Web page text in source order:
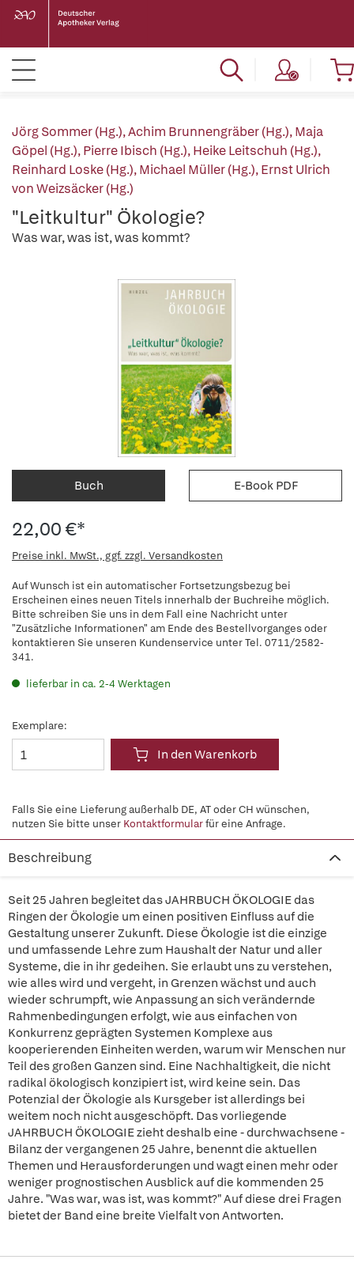
Jörg Sommer (Hg.),Achim Brunnengräber (Hg.),Maja
Göpel (Hg.),Pierre Ibisch (Hg.),Heike Leitschuh (Hg.),
Reinhard Loske (Hg.),Michael Müller (Hg.),Ernst Ulrich
von Weizsäcker (Hg.)
"Leitkultur" Ökologie?
Was war, was ist, was kommt?
Buch E-Book PDF
22,00 €*
Preise inkl. MwSt., ggf. zzgl. Versandkosten
Auf Wunsch ist ein automatischer Fortsetzungsbezug bei
Erscheinen eines neuen Titels innerhalb der Buchreihe möglich.
Bitte schreiben Sie uns in dem Fall eine Nachricht unter
"Zusätzliche Informationen" am Ende des Bestellvorganges oder
kontaktieren Sie unseren Kundenservice unter Tel. 0711/2582-
341.
lieferbar in ca. 2-4 Werktagen
Exemplare:
In den Warenkorb
Falls Sie eine Lieferung außerhalb DE, AT oder CH wünschen,
nutzen Sie bitte unser Kontaktformularfür eine Anfrage.
Beschreibung
Seit 25 Jahren begleitet das JAHRBUCH ÖKOLOGIE das
Ringen der Ökologie um einen positiven Einfluss auf die
Gestaltung unserer Zukunft. Diese Ökologie ist die einzige
und umfassende Lehre zum Haushalt der Natur und aller
Systeme, die in ihr gedeihen. Sie erlaubt uns zu verstehen,
wie alles wird und vergeht, in Grenzen wächst und auch
wieder schrumpft, wie Anpassung an sich verändernde
Rahmenbedingungen erfolgt, wie aus einfachen von
Konkurrenz geprägten Systemen Komplexe aus
kooperierenden Einheiten werden, warum wir Menschen nur
Teil des großen Ganzen sind. Eine Nachhaltigkeit, die nicht
radikal ökologisch konzipiert ist, wird keine sein. Das
Potenzial der Ökologie als Kursgeber ist allerdings bei
weitem noch nicht ausgeschöpft. Das vorliegende
JAHRBUCH ÖKOLOGIE zieht deshalb eine - durchwachsene -
Bilanz der vergangenen 25 Jahre, benennt die aktuellen
Themen und Herausforderungen und wagt einen mehr oder
weniger prognostischen Ausblick auf die kommenden 25
Jahre. "Was war, was ist, was kommt?" Auf diese drei Fragen
bietet der Band eine breite Vielfalt von Antworten.